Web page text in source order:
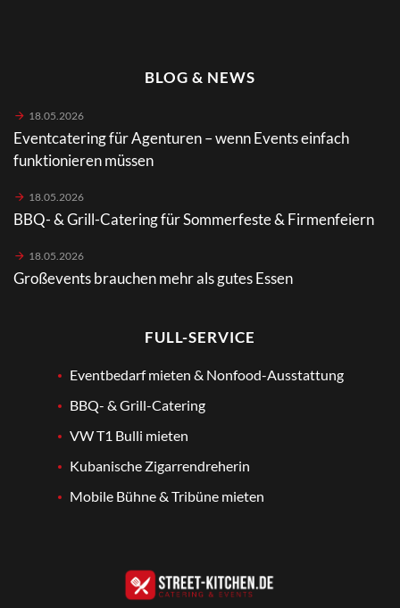
BLOG & NEWS
18.05.2026
Eventcatering für Agenturen – wenn Events einfach
funktionieren müssen
18.05.2026
BBQ- & Grill-Catering für Sommerfeste & Firmenfeiern
18.05.2026
Großevents brauchen mehr als gutes Essen
FULL-SERVICE
Eventbedarf mieten & Nonfood-Ausstattung
BBQ- & Grill-Catering
VW T1 Bulli mieten
Kubanische Zigarrendreherin
Mobile Bühne & Tribüne mieten